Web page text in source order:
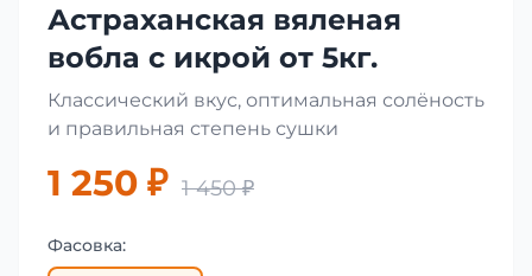
Астраханская вяленая
вобла с икрой от 5кг.
Классический вкус, оптимальная солёность
и правильная степень сушки
1 250 ₽ 1 450 ₽
Фасовка: